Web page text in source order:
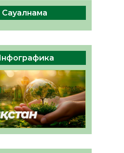
облыс
болып
51 0
Сауалнама